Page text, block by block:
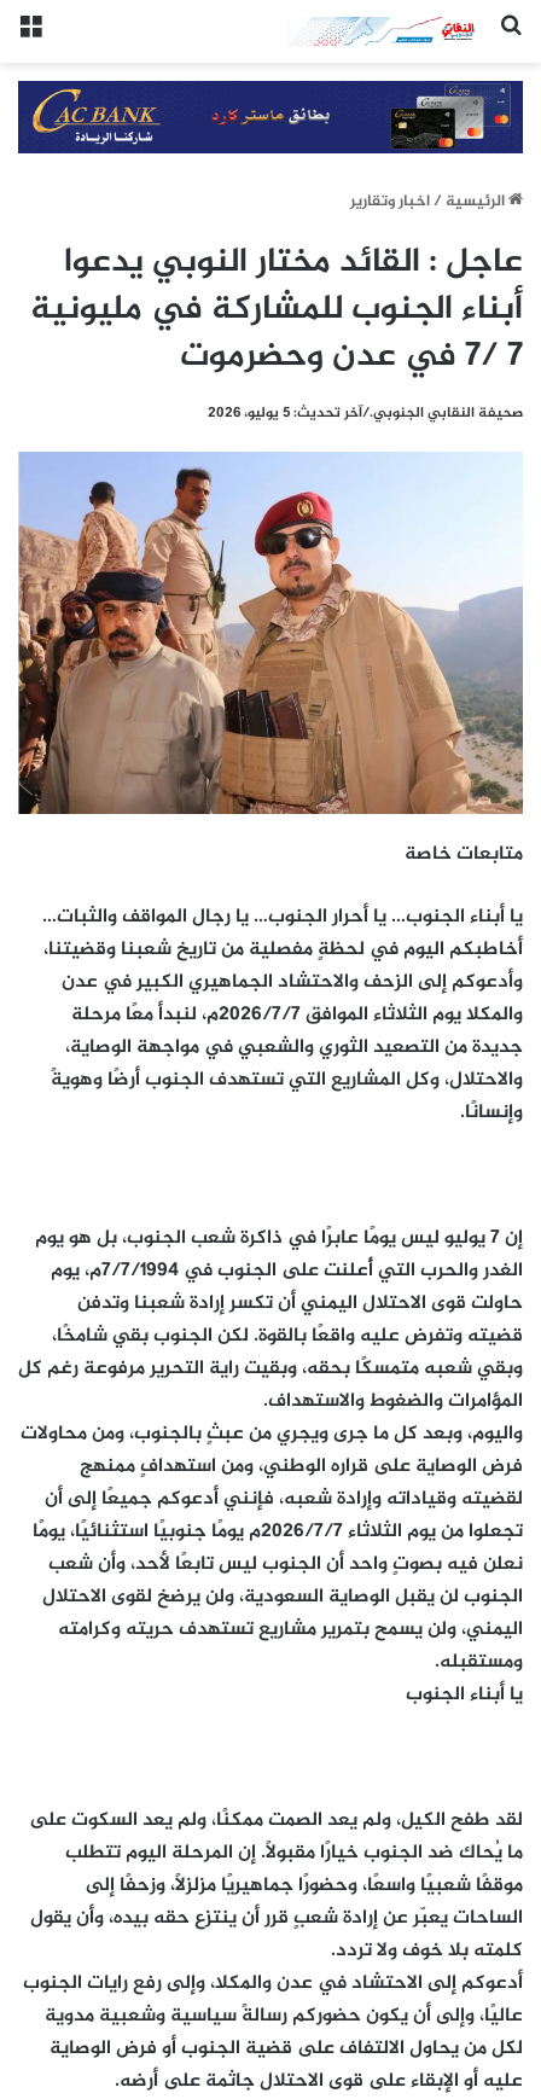
(النقابي الجنوبي:/خاص.)
الرئيسيِة/اخبار وتقارير
عاجل : القائد مختار النوبي يدعوا
أبناء الجنوب للمشاركة في مليونية
7 /7 في عدن وحضرموت
صحيفة النقابي الجنوبي./آخر تحديث: 5 يوليو، 2026
متابعات خاصة
يا أبناء الجنوب… يا أحرار الجنوب… يا رجال المواقف والثبات…
أخاطبكم اليوم في لحظةٍ مفصلية من تاريخ شعبنا وقضيتنا،
وأدعوكم إلى الزحف والاحتشاد الجماهيري الكبير في عدن
والمكلا يوم الثلاثاء الموافق 2026/7/7م، لنبدأ معًا مرحلة
جديدة من التصعيد الثوري والشعبي في مواجهة الوصاية،
والاحتلال، وكل المشاريع التي تستهدف الجنوب أرضًا وهويةً
وإنسانًا.
إن 7 يوليو ليس يومًا عابرًا في ذاكرة شعب الجنوب، بل هو يوم
الغدر والحرب التي أُعلنت على الجنوب في 7/7/1994م، يوم
حاولت قوى الاحتلال اليمني أن تكسر إرادة شعبنا وتدفن
قضيته وتفرض عليه واقعًا بالقوة. لكن الجنوب بقي شامخًا،
وبقي شعبه متمسكًا بحقه، وبقيت راية التحرير مرفوعة رغم كل
المؤامرات والضغوط والاستهداف.
واليوم، وبعد كل ما جرى ويجري من عبثٍ بالجنوب، ومن محاولات
فرض الوصاية على قراره الوطني، ومن استهدافٍ ممنهج
لقضيته وقياداته وإرادة شعبه، فإنني أدعوكم جميعًا إلى أن
تجعلوا من يوم الثلاثاء 2026/7/7م يومًا جنوبيًا استثنائيًا، يومًا
نعلن فيه بصوتٍ واحد أن الجنوب ليس تابعًا لأحد، وأن شعب
الجنوب لن يقبل الوصاية السعودية، ولن يرضخ لقوى الاحتلال
اليمني، ولن يسمح بتمرير مشاريع تستهدف حريته وكرامته
ومستقبله.
يا أبناء الجنوب
لقد طفح الكيل، ولم يعد الصمت ممكنًا، ولم يعد السكوت على
ما يُحاك ضد الجنوب خيارًا مقبولًا. إن المرحلة اليوم تتطلب
موقفًا شعبيًا واسعًا، وحضورًا جماهيريًا مزلزلًا، وزحفًا إلى
الساحات يعبّر عن إرادة شعبٍ قرر أن ينتزع حقه بيده، وأن يقول
كلمته بلا خوف ولا تردد.
أدعوكم إلى الاحتشاد في عدن والمكلا، وإلى رفع رايات الجنوب
عاليًا، وإلى أن يكون حضوركم رسالةً سياسية وشعبية مدوية
لكل من يحاول الالتفاف على قضية الجنوب أو فرض الوصاية
عليه أو الإبقاء على قوى الاحتلال جاثمة على أرضه.